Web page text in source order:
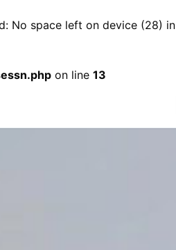
No space left on device (28) in
on line 13